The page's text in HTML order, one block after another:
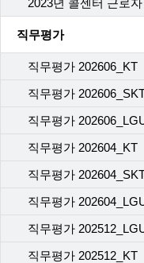
직무평가
직무평가 202606_KT
직무평가
직무평가
직무평가 202604_KT
직무평가
직무평가
직무평가
직무평가 202512_KT